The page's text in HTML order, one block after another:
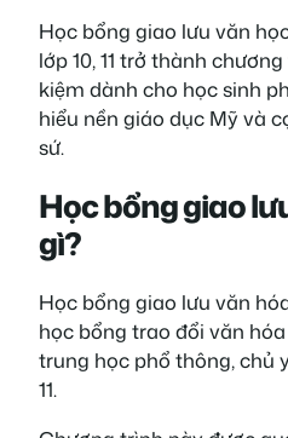
Học bổng giao lưu văn
lớp 10, 11 trở thành
kiệm dành cho học sinh
hiểu nền giáo dục Mỹ và
sứ.
Học bổng giao
gì?
Học bổng giao lưu văn
học bổng trao đổi văn
trung học phổ thông, chủ
11.